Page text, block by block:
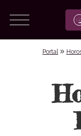
Portal »